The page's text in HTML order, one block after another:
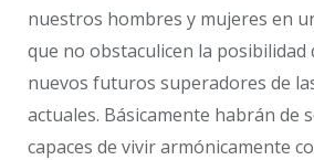
nuestros hombres y mujeres en
que no obstaculicen la
nuevos futuros superadores de
actuales. Básicamente habrán de
capaces de vivir armónicamente